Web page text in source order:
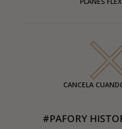
CANCELA
#PAFORY